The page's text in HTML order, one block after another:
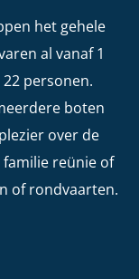
het gehele
al vanaf 1
personen.
boten
over de
reünie of
of rondvaarten.